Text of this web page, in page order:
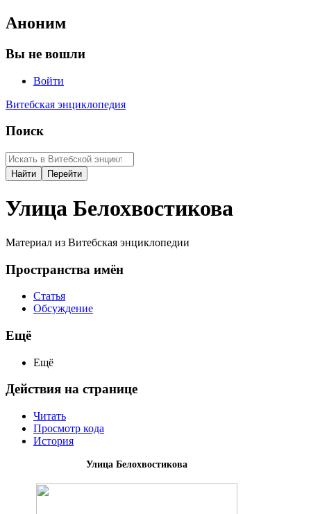
Аноним
Вы не вошли
Войти
Витебская энциклопедия
Поиск
Улица Белохвостикова
Материал из Витебская энциклопедии
Пространства имён
Статья
Обсуждение
Ещё
Ещё
Действия на странице
Читать
Просмотр кода
История
Улица Белохвостикова